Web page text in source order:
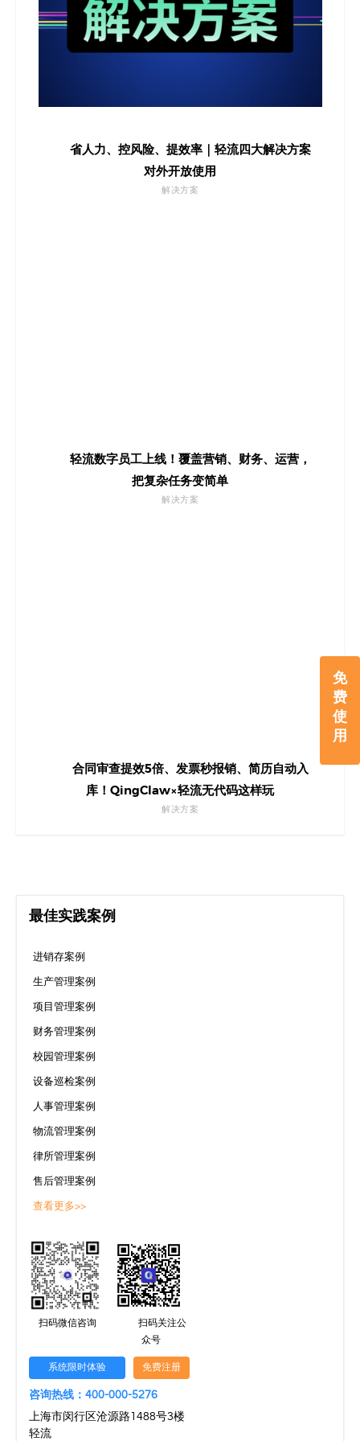
免
费
使
用
省人力、控风险、提效率｜轻流四大解决方案
对外开放使用
解决方案
轻流数字员工上线！覆盖营销、财务、运营，
把复杂任务变简单
解决方案
合同审查提效5倍、发票秒报销、简历自动入
库！QingClaw×轻流无代码这样玩
解决方案
最佳实践案例
进销存案例
生产管理案例
项目管理案例
财务管理案例
校园管理案例
设备巡检案例
人事管理案例
物流管理案例
律所管理案例
售后管理案例
查看更多>>
扫码微信咨询
扫码关注公
众号
系统限时体验 免费注册
咨询热线：400-000-5276
上海市闵行区沧源路1488号3楼
轻流